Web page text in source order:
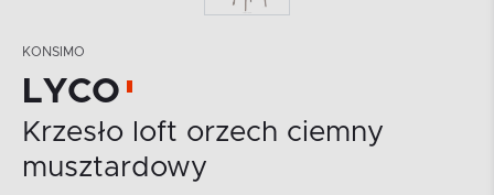
KONSIMO
LYCO
Krzesło loft orzech ciemny
musztardowy